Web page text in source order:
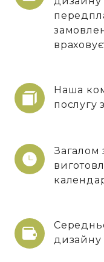
Наша
послугу
Загалом
дизайну